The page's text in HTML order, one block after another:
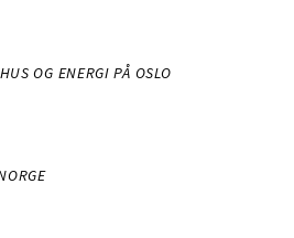
OG ENERGI PÅ OSLO